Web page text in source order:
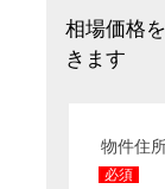
相場価格
きます
物件住
必須